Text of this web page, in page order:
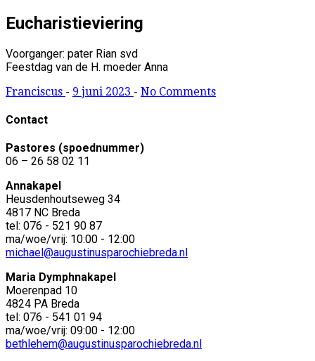
Eucharistieviering
Voorganger: pater Rian svd
Feestdag van de H. moeder Anna
Franciscus - 9 juni 2023 - No Comments
Contact
Pastores (spoednummer)
06 – 26 58 02 11
Annakapel
Heusdenhoutseweg 34
4817 NC Breda
tel: 076 - 521 90 87
ma/woe/vrij: 10:00 - 12:00
michael@augustinusparochiebreda.nl
Maria Dymphnakapel
Moerenpad 10
4824 PA Breda
tel: 076 - 541 01 94
ma/woe/vrij: 09:00 - 12:00
bethlehem@augustinusparochiebreda.nl